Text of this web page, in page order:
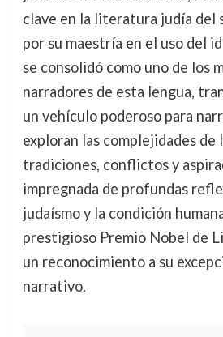
clave en la literatura judía del
por su maestría en el uso del
se consolidó como uno de los
narradores de esta lengua,
un vehículo poderoso para
exploran las complejidades de
tradiciones, conflictos y
impregnada de profundas
judaísmo y la condición
prestigioso Premio Nobel de
un reconocimiento a su
narrativo.